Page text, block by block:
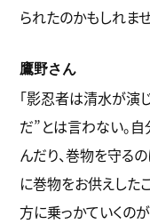
られたのかもしれませ
鷹野さん
「影忍者は清水が演
だ”とは言わない。
んだり、巻物を守る
に巻物をお供えした
方に乗っかていくの